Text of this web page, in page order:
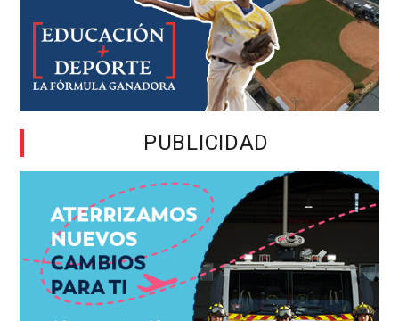
PUBLICIDAD